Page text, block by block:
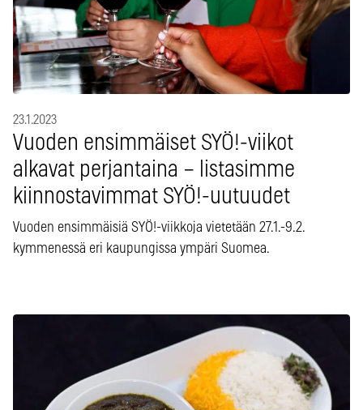
23.1.2023
Vuoden ensimmäiset SYÖ!-viikot
alkavat perjantaina – listasimme
kiinnostavimmat SYÖ!-uutuudet
Vuoden ensimmäisiä SYÖ!-viikkoja vietetään 27.1.-9.2.
kymmenessä eri kaupungissa ympäri Suomea.